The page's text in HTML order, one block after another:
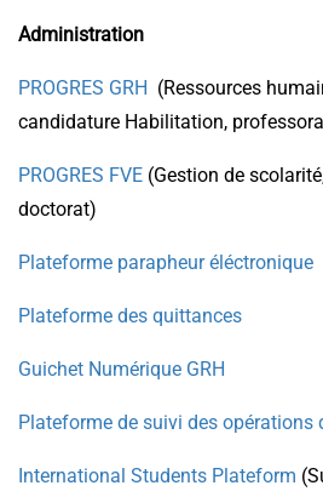
Administration
PROGRES GRH (Ressources
candidature Habilitation,
PROGRES FVE (Gestion de
doctorat)
Plateforme parapheur éléctronique
Plateforme des quittances
Guichet Numérique GRH
Plateforme de suivi des opérations
International Students Plateform